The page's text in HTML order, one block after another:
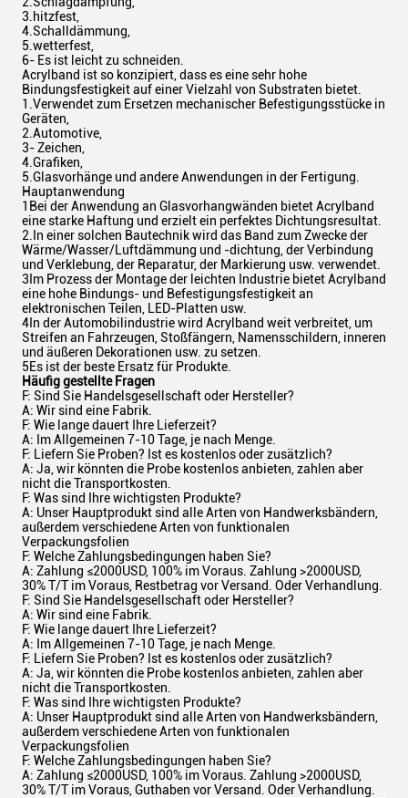
3.hitzfest,
4.Schalldämmung,
5.wetterfest,
6- Es ist leicht zu schneiden.
Acrylband ist so konzipiert, dass es eine sehr hohe
Bindungsfestigkeit auf einer Vielzahl von Substraten bietet.
1.Verwendet zum Ersetzen mechanischer Befestigungsstücke in
Geräten,
2.Automotive,
3- Zeichen,
4.Grafiken,
5.Glasvorhänge und andere Anwendungen in der Fertigung.
Hauptanwendung
1Bei der Anwendung an Glasvorhangwänden bietet Acrylband
eine starke Haftung und erzielt ein perfektes Dichtungsresultat.
2.In einer solchen Bautechnik wird das Band zum Zwecke der
Wärme/Wasser/Luftdämmung und -dichtung, der Verbindung
und Verklebung, der Reparatur, der Markierung usw. verwendet.
3Im Prozess der Montage der leichten Industrie bietet Acrylband
eine hohe Bindungs- und Befestigungsfestigkeit an
elektronischen Teilen, LED-Platten usw.
4In der Automobilindustrie wird Acrylband weit verbreitet, um
Streifen an Fahrzeugen, Stoßfängern, Namensschildern, inneren
und äußeren Dekorationen usw. zu setzen.
5Es ist der beste Ersatz für Produkte.
Häufig gestellte Fragen
F: Sind Sie Handelsgesellschaft oder Hersteller?
A: Wir sind eine Fabrik.
F: Wie lange dauert Ihre Lieferzeit?
A: Im Allgemeinen 7-10 Tage, je nach Menge.
F: Liefern Sie Proben? Ist es kostenlos oder zusätzlich?
A: Ja, wir könnten die Probe kostenlos anbieten, zahlen aber
nicht die Transportkosten.
F: Was sind Ihre wichtigsten Produkte?
A: Unser Hauptprodukt sind alle Arten von Handwerksbändern,
außerdem verschiedene Arten von funktionalen
Verpackungsfolien
F: Welche Zahlungsbedingungen haben Sie?
A: Zahlung ≤2000USD, 100% im Voraus. Zahlung >2000USD,
30% T/T im Voraus, Restbetrag vor Versand. Oder Verhandlung.
F: Sind Sie Handelsgesellschaft oder Hersteller?
A: Wir sind eine Fabrik.
F: Wie lange dauert Ihre Lieferzeit?
A: Im Allgemeinen 7-10 Tage, je nach Menge.
F: Liefern Sie Proben? Ist es kostenlos oder zusätzlich?
A: Ja, wir könnten die Probe kostenlos anbieten, zahlen aber
nicht die Transportkosten.
F: Was sind Ihre wichtigsten Produkte?
A: Unser Hauptprodukt sind alle Arten von Handwerksbändern,
außerdem verschiedene Arten von funktionalen
Verpackungsfolien
F: Welche Zahlungsbedingungen haben Sie?
A: Zahlung ≤2000USD, 100% im Voraus. Zahlung >2000USD,
30% T/T im Voraus, Guthaben vor Versand. Oder Verhandlung.